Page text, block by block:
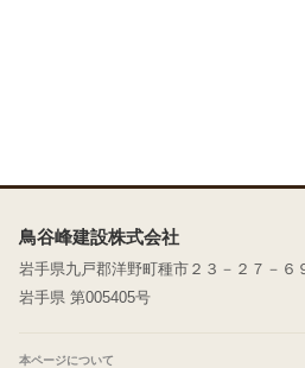
鳥谷峰建設株式会社
岩手県九戸郡洋野町種市２３－２７－６
岩手県 第005405号
本ページについて